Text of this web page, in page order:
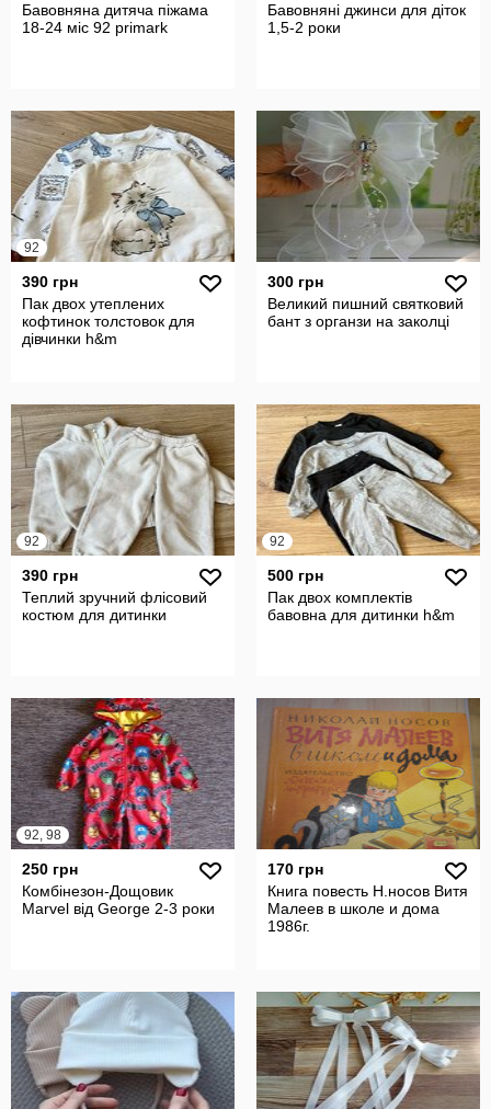
Бавовняна дитяча піжама
18-24 міс 92 primark
Бавовняні джинси для діток
1,5-2 роки
92
390 грн
Пак двох утеплених
кофтинок толстовок для
дівчинки h&m
300 грн
Великий пишний святковий
бант з органзи на заколці
92
390 грн
Теплий зручний флісовий
костюм для дитинки
92
500 грн
Пак двох комплектів
бавовна для дитинки h&m
92, 98
250 грн
Комбінезон-Дощовик
Marvel від George 2-3 роки
170 грн
Книга повесть Н.носов Витя
Малеев в школе и дома
1986г.